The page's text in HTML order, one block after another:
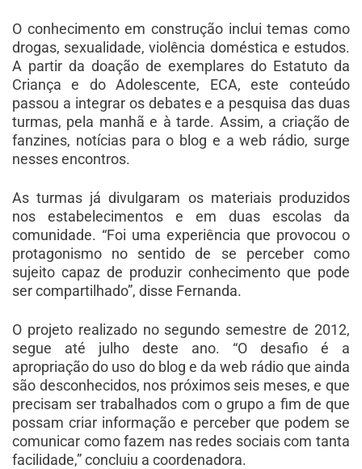
O conhecimento em construção inclui temas como
drogas, sexualidade, violência doméstica e estudos.
A partir da doação de exemplares do Estatuto da
Criança e do Adolescente, ECA, este conteúdo
passou a integrar os debates e a pesquisa das duas
turmas, pela manhã e à tarde. Assim, a criação de
fanzines, notícias para o blog e a web rádio, surge
nesses encontros.
As turmas já divulgaram os materiais produzidos
nos estabelecimentos e em duas escolas da
comunidade. “Foi uma experiência que provocou o
protagonismo no sentido de se perceber como
sujeito capaz de produzir conhecimento que pode
ser compartilhado”, disse Fernanda.
O projeto realizado no segundo semestre de 2012,
segue até julho deste ano. “O desafio é a
apropriação do uso do blog e da web rádio que ainda
são desconhecidos, nos próximos seis meses, e que
precisam ser trabalhados com o grupo a fim de que
possam criar informação e perceber que podem se
comunicar como fazem nas redes sociais com tanta
facilidade,” concluiu a coordenadora.